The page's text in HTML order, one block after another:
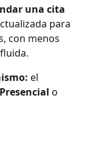
una cita
para
con menos
el
Presencial o